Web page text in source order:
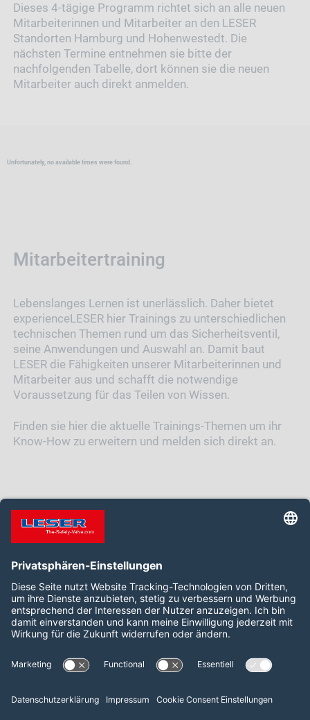
Dieses 4-tägige Programm richtet sich an alle neuen
Mitarbeiterinnen und Mitarbeiter an den LESER
Standorten Hamburg und Hohenwestedt. Die
nächsten Termine entnehmen sie bitte der
nachfolgenden Tabelle, dort können sie die neuen
Mitarbeiter auch direkt anmelden.
Unfortunately, no available times were found.
Mitarbeitertraining
Lebenslanges Lernen ist unerlässlich. Daher bietet
experienceLESER hier Trainings zu unterschiedlichen
technischen Themen rund um das Sicherheitsventil,
seine Anwendungen und Auswahl an. Damit baut
LESER die Fähigkeiten unserer Mitarbeiterinnen und
Mitarbeiter aus und schafft die notwendige
Voraussetzung für das Teilen von Wissen.
Finden sie hier die aktuelle Trainings-Themen um ihr
Know-How zu erweitern und melden sich direkt an.
Unfortunately, no available times were found.
Folgen Sie uns auf:
LinkedIn YouTube